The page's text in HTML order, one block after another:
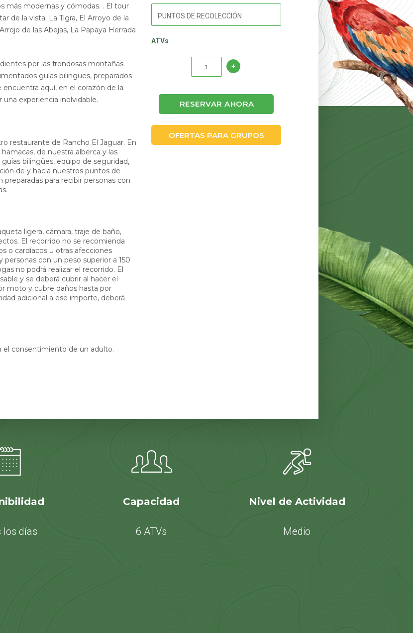
más modernas y cómodas. . El tour
de la vista: La Tigra, El Arroyo de la
de las Abejas, La Papaya Herrada
por las frondosas montañas
guías bilingües, preparados
aquí, en el corazón de la
experiencia inolvidable.
restaurante de Rancho El Jaguar. En
de nuestra alberca y las
guías bilingües, equipo de seguridad,
de y hacia nuestros puntos de
para recibir personas con
ligera, cámara, traje de baño,
El recorrido no se recomienda
o cardíacos u otras afecciones
con un peso superior a 150
no podrá realizar el recorrido. El
y se deberá cubrir al hacer el
moto y cubre daños hasta por
adicional a ese importe, deberá
el consentimiento de un adulto.
ATVs
RESERVAR AHORA
OFERTAS PARA GRUPOS
los días
Capacidad
6 ATVs
Nivel de Actividad
Medio